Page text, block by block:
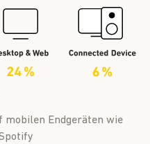
mobilen Endgeräten wie